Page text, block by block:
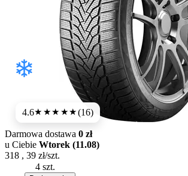
4.6★★★★★(16)
Dostępność:
Darmowa dostawa 0 zł
u Ciebie Wtorek (11.08)
318 , 39 zł/szt.